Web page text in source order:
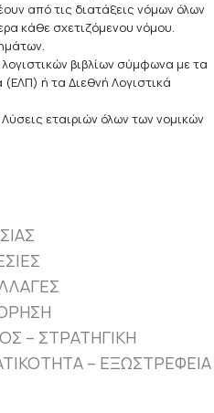
από τις διατάξεις νόμων όλων
κάθε σχετιζόμενου νόμου.
βιβλίων σύμφωνα με τα
(ΕΛΠ) ή τα Διεθνή Λογιστικά
εταιριών όλων των νομικών
– ΣΤΡΑΤΗΓΙΚΗ
– ΕΞΩΣΤΡΕΦΕΙΑ